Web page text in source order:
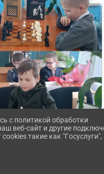
с политикой обработки
веб-сайт и другие
такие как "Госуслуги",